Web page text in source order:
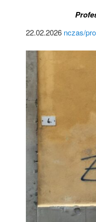
22.02.2026 nczas/